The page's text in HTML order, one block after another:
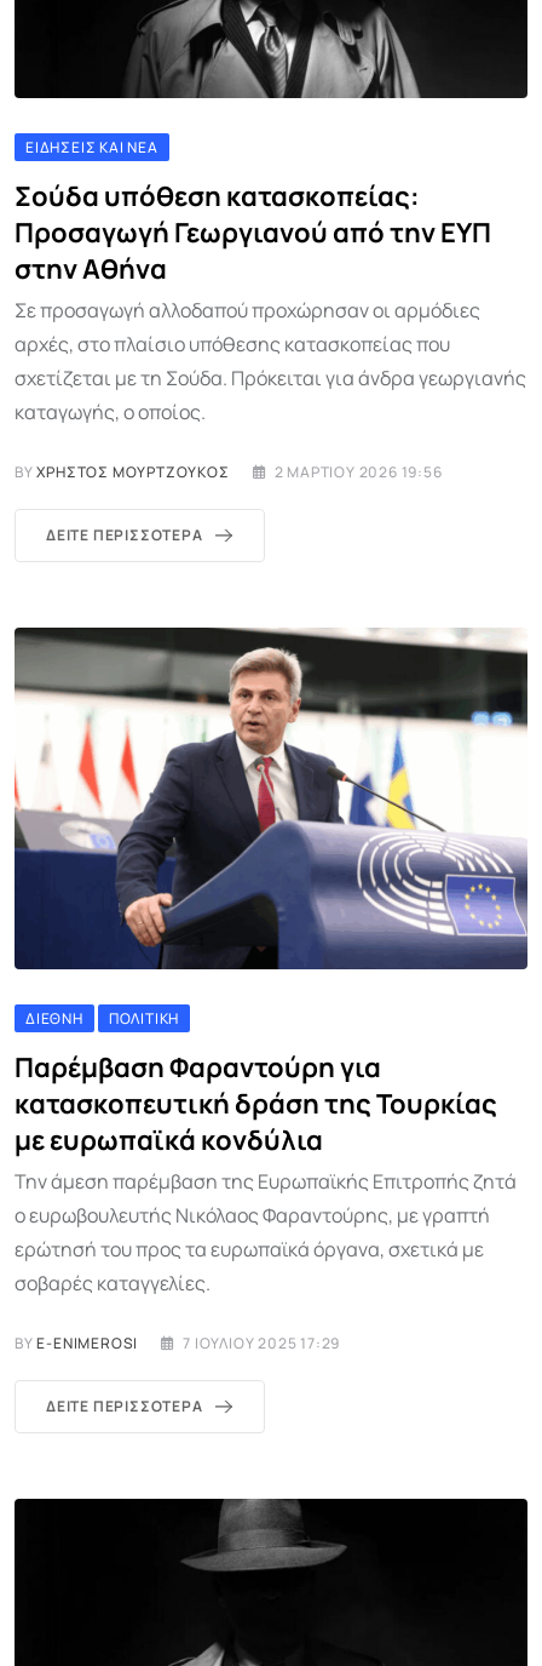
ΕΙΔΉΣΕΙΣ ΚΑΙ ΝΈΑ
Σούδα υπόθεση κατασκοπείας:
Προσαγωγή Γεωργιανού από την ΕΥΠ
στην Αθήνα
Σε προσαγωγή αλλοδαπού προχώρησαν οι αρμόδιες
αρχές, στο πλαίσιο υπόθεσης κατασκοπείας που
σχετίζεται με τη Σούδα. Πρόκειται για άνδρα γεωργιανής
καταγωγής, ο οποίος.
BYΧΡΉΣΤΟΣ ΜΟΥΡΤΖΟΎΚΟΣ 2 ΜΑΡΤΊΟΥ 2026 19:56
ΔΕΊΤΕ ΠΕΡΙΣΣΌΤΕΡΑ
ΔΙΕΘΝΉ ΠΟΛΙΤΙΚΉ
Παρέμβαση Φαραντούρη για
κατασκοπευτική δράση της Τουρκίας
με ευρωπαϊκά κονδύλια
Την άμεση παρέμβαση της Ευρωπαϊκής Επιτροπής ζητά
ο ευρωβουλευτής Νικόλαος Φαραντούρης, με γραπτή
ερώτησή του προς τα ευρωπαϊκά όργανα, σχετικά με
σοβαρές καταγγελίες.
BYE-ENIMEROSI 7 ΙΟΥΛΊΟΥ 2025 17:29
ΔΕΊΤΕ ΠΕΡΙΣΣΌΤΕΡΑ